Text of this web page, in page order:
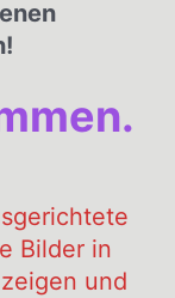
Bilder in
und